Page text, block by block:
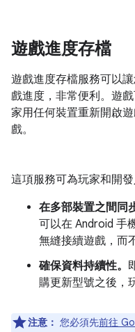
遊戲進度存檔
遊戲進度存檔服務可以
戲進度，非常便利。遊
家用任何裝置重新開啟
戲。
這項服務可為玩家和開
在多部裝置之間同
可以在 Android 手
無縫接續遊戲，而
確保資料持續性。
購更新型號之後，
注意： 您必須先前往